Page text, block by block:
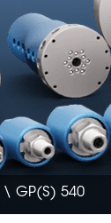
\ GP(S) 540